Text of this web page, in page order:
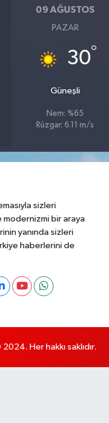
09 AĞUSTOS
PAZAR
30°
Güneşli
Nem: %65
Rüzgar: 6.11 m/s
sizleri
bir araya
yanında sizleri
haberlerini de
Her hakkı saklıdır.